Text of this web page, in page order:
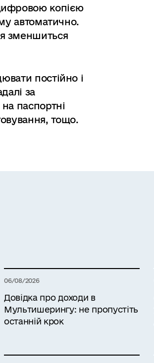
копією
автоматично.
зменшиться
постійно і
за
паспортні
тощо.
06/08/2026
Довідка про доходи в
Мультишерингу: не пропустіть
останній крок